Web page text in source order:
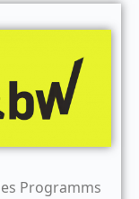
Programms